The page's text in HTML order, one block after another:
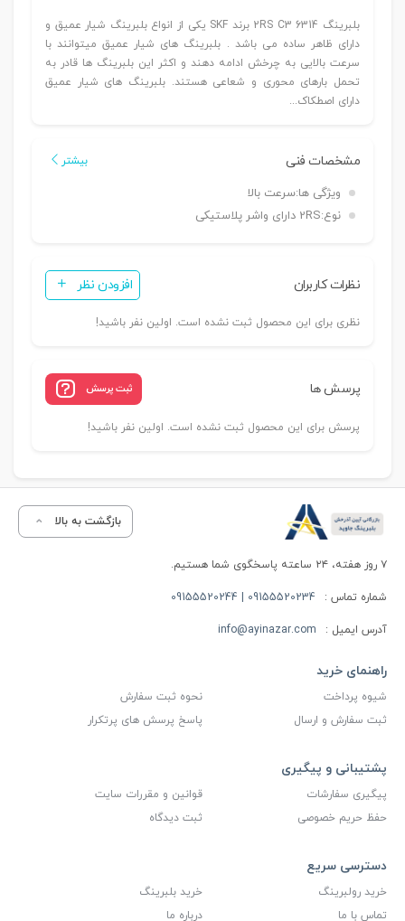
بلبرینگ 6314 2RS C3 برند SKF یکی از انواع بلبرینگ شیار عمیق و
دارای ظاهر ساده می باشد . بلبرینگ های شیار عمیق میتوانند با
سرعت بالایی به چرخش ادامه دهند و اکثر این بلبرینگ ها قادر به
تحمل بارهای محوری و شعاعی هستند. بلبرینگ های شیار عمیق
دارای اصطکاک...
مشخصات فنی بیشتر
ویژگی ها:سرعت بالا
نوع:2RS دارای واشر پلاستیکی
نظرات کاربران افزودن نظر
نظری برای این محصول ثبت نشده است. اولین نفر باشید!
پرسش ها ثبت پرسش
پرسش برای این محصول ثبت نشده است. اولین نفر باشید!
بازگشت به بالا
۷ روز هفته، ۲۴ ساعته پاسخگوی شما هستیم.
شماره تماس : 09155520234 | 09155520244
آدرس ایمیل : info@ayinazar.com
راهنمای خرید
شیوه پرداخت
نحوه ثبت سفارش
ثبت سفارش و ارسال
پاسخ پرسش های پرتکرار
پشتیبانی و پیگیری
پیگیری سفارشات
قوانین و مقررات سایت
حفظ حریم خصوصی
ثبت دیدگاه
دسترسی سریع
خرید رولبرینگ
خرید بلبرینگ
تماس با ما
درباره ما